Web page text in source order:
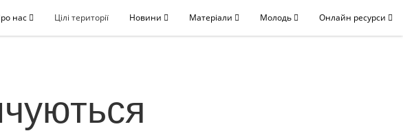
нас Цілі території Новини Матеріали Молодь Онлайн ресурси